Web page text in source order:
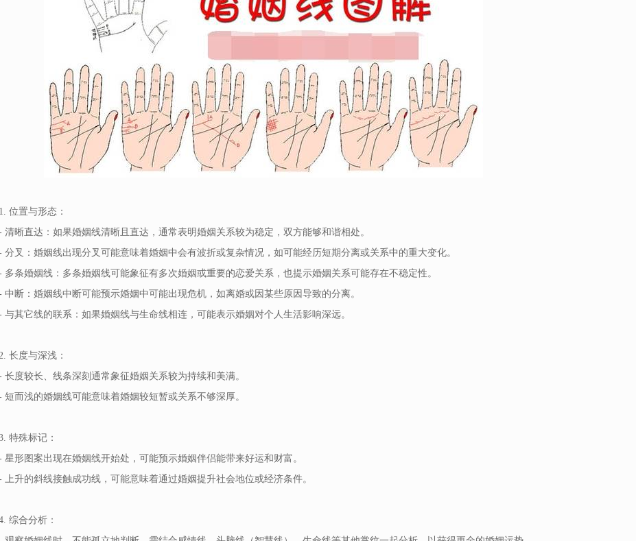
1. 位置与形态：
清晰直达：如果婚姻线清晰且直达，通常表明婚姻关系较为稳定，双方能够和谐相处。
分叉：婚姻线出现分叉可能意味着婚姻中会有波折或复杂情况，如可能经历短期分离或关系中的重大变化。
多条婚姻线：多条婚姻线可能象征有多次婚姻或重要的恋爱关系，也提示婚姻关系可能存在不稳定性。
中断：婚姻线中断可能预示婚姻中可能出现危机，如离婚或因某些原因导致的分离。
与其它线的联系：如果婚姻线与生命线相连，可能表示婚姻对个人生活影响深远。
长度与深浅：
长度较长、线条深刻通常象征婚姻关系较为持续和美满。
短而浅的婚姻线可能意味着婚姻较短暂或关系不够深厚。
特殊标记：
星形图案出现在婚姻线开始处，可能预示婚姻伴侣能带来好运和财富。
上升的斜线接触成功线，可能意味着通过婚姻提升社会地位或经济条件。
综合分析：